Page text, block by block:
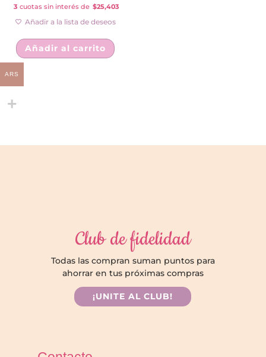
3 cuotas sin interés de $25,403
Añadir a la lista de deseos
Añadir al carrito
Club de fidelidad
Todas las compran suman puntos para
ahorrar en tus próximas compras
¡UNITE AL CLUB!
ARS